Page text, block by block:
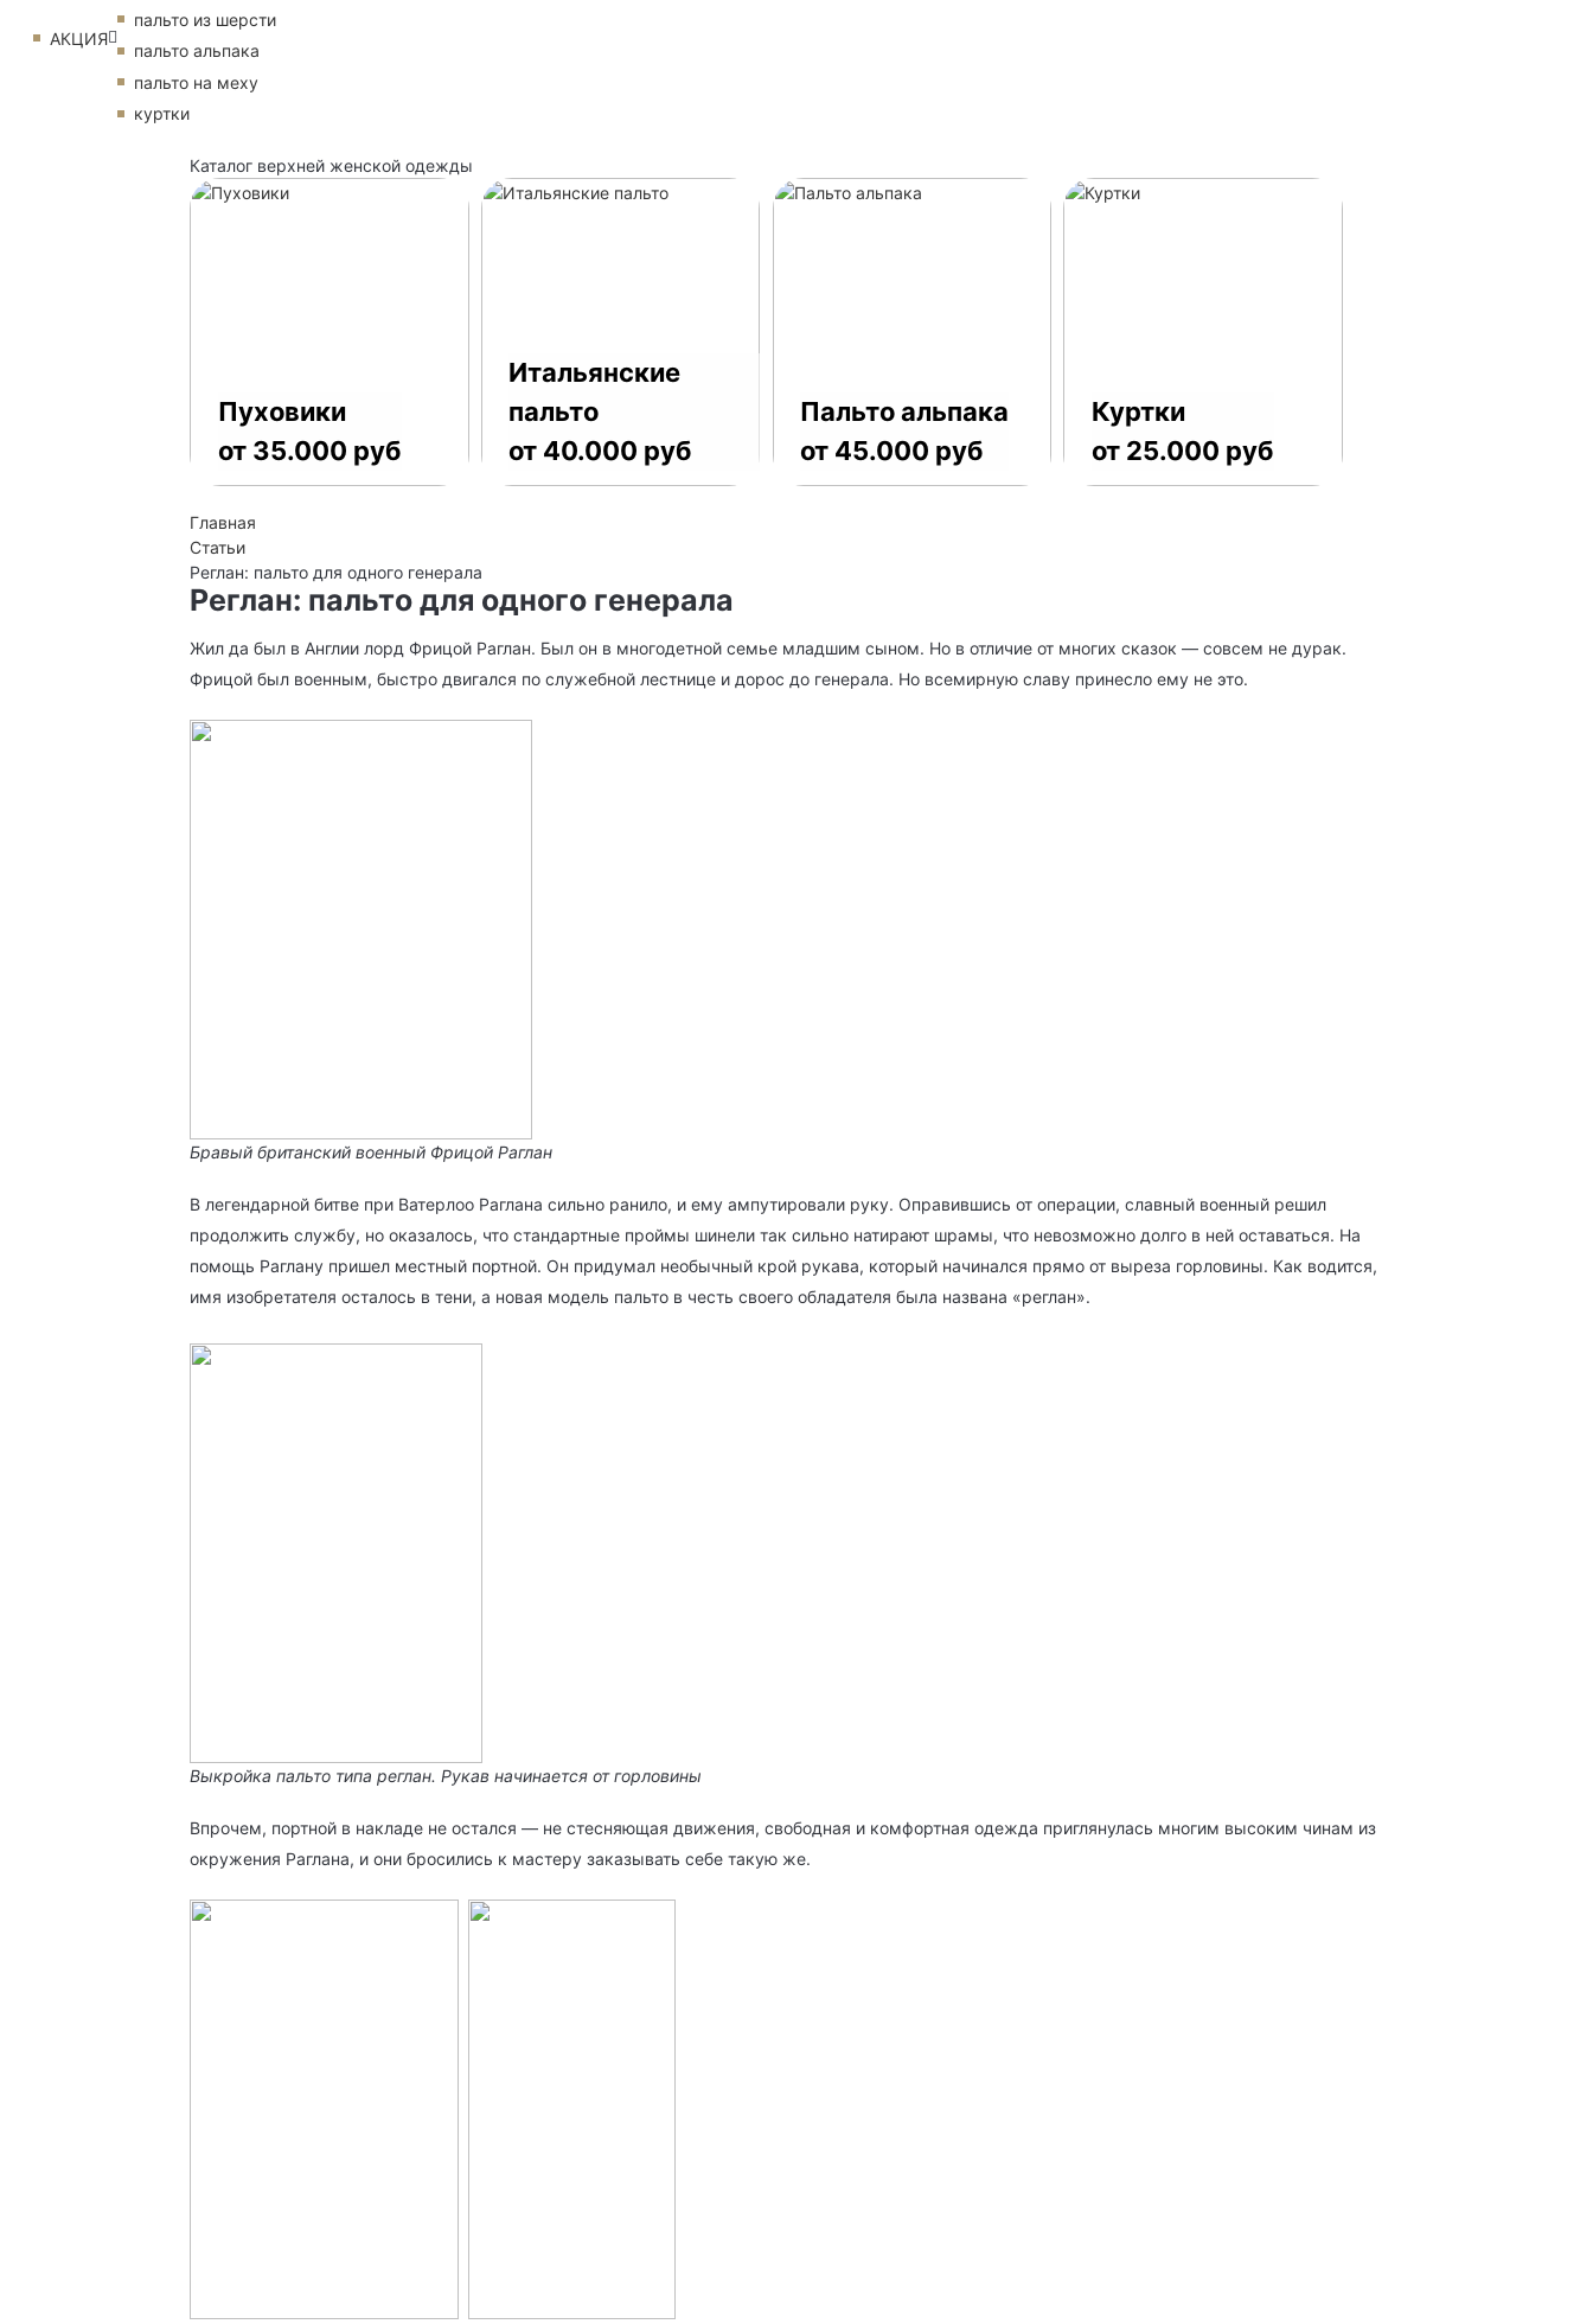
АКЦИЯ
пальто из шерсти
пальто альпака
пальто на меху
куртки
Каталог верхней женской одежды
Пуховики
от 35.000 руб
Итальянские
пальто
от 40.000 руб
Пальто альпака
от 45.000 руб
Куртки
от 25.000 руб
Главная
Статьи
Реглан: пальто для одного генерала
Реглан: пальто для одного генерала
Жил да был в Англии лорд Фрицой Раглан. Был он в многодетной семье младшим сыном. Но в отличие от многих сказок — совсем не дурак.
Фрицой был военным, быстро двигался по служебной лестнице и дорос до генерала. Но всемирную славу принесло ему не это.
Бравый британский военный Фрицой Раглан
В легендарной битве при Ватерлоо Раглана сильно ранило, и ему ампутировали руку. Оправившись от операции, славный военный решил
продолжить службу, но оказалось, что стандартные проймы шинели так сильно натирают шрамы, что невозможно долго в ней оставаться. На
помощь Раглану пришел местный портной. Он придумал необычный крой рукава, который начинался прямо от выреза горловины. Как водится,
имя изобретателя осталось в тени, а новая модель пальто в честь своего обладателя была названа «реглан».
Выкройка пальто типа реглан. Рукав начинается от горловины
Впрочем, портной в накладе не остался — не стесняющая движения, свободная и комфортная одежда приглянулась многим высоким чинам из
окружения Раглана, и они бросились к мастеру заказывать себе такую же.